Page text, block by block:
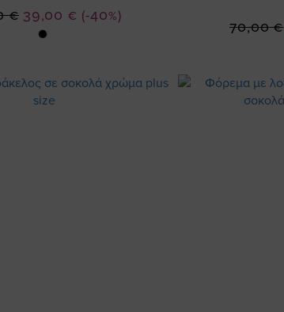
(-40%)
Ειδική
Τιμή
39,00 €
€
70,00 €